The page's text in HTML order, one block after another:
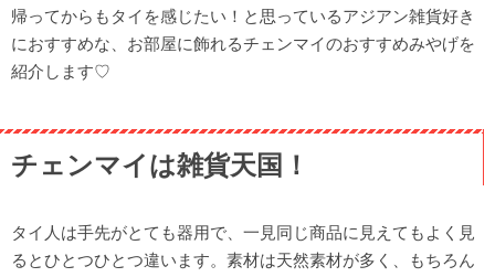
帰ってからもタイを感じたい！と思っているアジアン雑貨好き
におすすめな、お部屋に飾れるチェンマイのおすすめみやげを
紹介します♡
チェンマイは雑貨天国！
タイ人は手先がとても器用で、一見同じ商品に見えてもよく見
るとひとつひとつ違います。素材は天然素材が多く、もちろん